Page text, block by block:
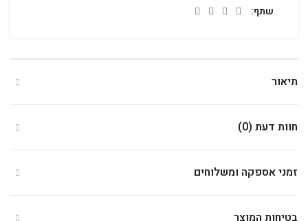
שתף
תיאור
חוות דעת (0)
זמני אספקה ומשלוחים
בטיחות המוצר